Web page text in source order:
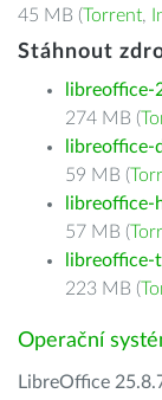
45 MB (Torrent,
Stáhnout
libreoffice-
274 MB (
libreoffice-
59 MB (
libreoffice-
57 MB (
libreoffice-
223 MB (
Operační
LibreOffice